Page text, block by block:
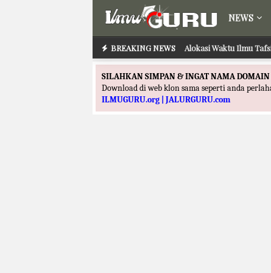
NEWS
BREAKING NEWS Alokasi Waktu Ilmu
SILAHKAN SIMPAN & INGAT NAMA
Download di web klon sama seperti anda
ILMUGURU.org | JALURGURU.com